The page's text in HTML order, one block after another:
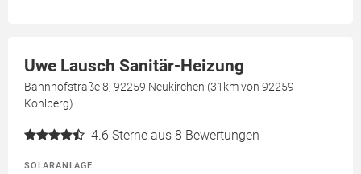
Uwe Lausch Sanitär-Heizung
Bahnhofstraße 8, 92259 Neukirchen (31km von 92259
Kohlberg)
4.6 Sterne aus 8 Bewertungen
SOLARANLAGE